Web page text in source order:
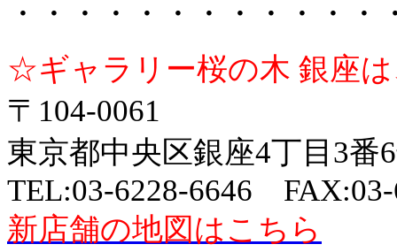
・・・・・・・・・・・・
☆ギャラリー桜の木 銀座
〒104-0061
東京都中央区銀座4丁目3
TEL:03-6228-6646 FAX:03-
新店舗の地図はこちら